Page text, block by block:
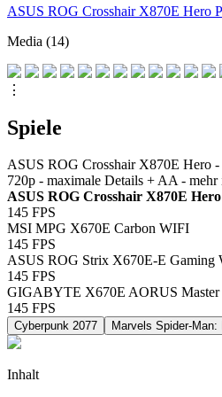
ASUS ROG Crosshair X870E Hero
Media (14)
⋮
Spiele
ASUS ROG Crosshair X870E Hero -
720p - maximale Details + AA - mehr
ASUS ROG Crosshair X870E Hero
145 FPS
MSI MPG X670E Carbon WIFI
145 FPS
ASUS ROG Strix X670E-E Gaming
145 FPS
GIGABYTE X670E AORUS Master
145 FPS
Cyberpunk 2077 Marvels Spider-Man:
Inhalt